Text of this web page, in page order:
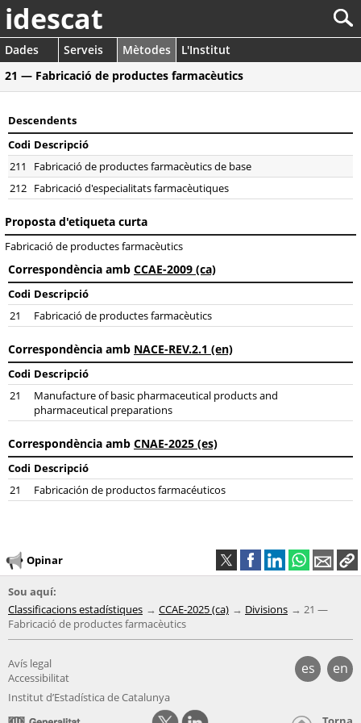
idescat
Dades Serveis Mètodes
L'Institut
21 — Fabricació de productes farmacèutics
Descendents
Codi Descripció
211
Fabricació de productes farmacèutics de base
212 Fabricació d'especialitats farmacèutiques
Proposta d'etiqueta curta
Fabricació de productes farmacèutics
Correspondència amb CCAE-2009 (ca)
Codi Descripció
21
Fabricació de productes farmacèutics
Correspondència amb NACE-REV.2.1 (en)
Codi Descripció
21
Manufacture of basic pharmaceutical products and
pharmaceutical preparations
Correspondència amb CNAE-2025 (es)
Codi Descripció
21
Fabricación de productos farmacéuticos
Opinar
Sou aquí:
Classificacions estadístiques
CCAE-2025 (ca) Divisions
21 —
Fabricació de productes farmacèutics
es en
Avís legal
Accessibilitat
Institut d’Estadística de Catalunya